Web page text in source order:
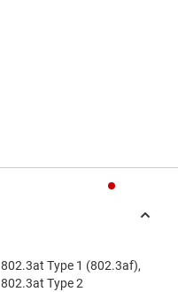
802.3at Type 1 (802.3af),
802.3at Type 2